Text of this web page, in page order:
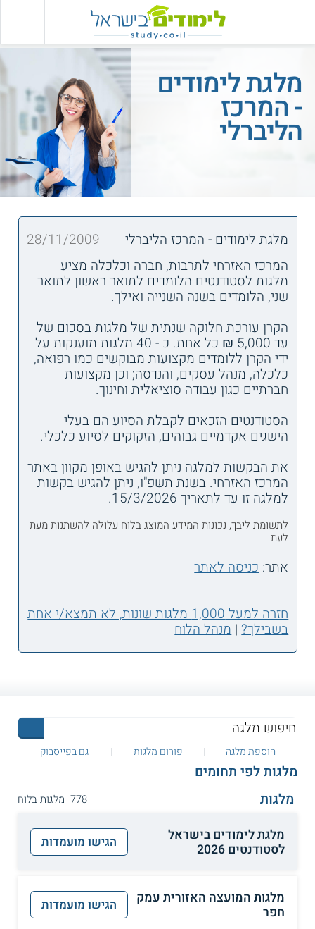
מלגת לימודים
- המרכז
הליברלי
מלגת לימודים - המרכז הליברלי
28/11/2009
המרכז האזרחי לתרבות, חברה וכלכלה מציע
מלגות לסטודנטים הלומדים לתואר ראשון לתואר
שני, הלומדים בשנה השנייה ואילך.
הקרן עורכת חלוקה שנתית של מלגות בסכום של
עד 5,000 ₪ כל אחת. כ - 40 מלגות מוענקות על
ידי הקרן ללומדים מקצועות מבוקשים כמו רפואה,
כלכלה, מנהל עסקים, והנדסה; וכן מקצועות
חברתיים כגון עבודה סוציאלית וחינוך.
הסטודנטים הזכאים לקבלת הסיוע הם בעלי
הישגים אקדמיים גבוהים, הזקוקים לסיוע כלכלי.
את הבקשות למלגה ניתן להגיש באופן מקוון באתר
המרכז האזרחי. בשנת תשפ"ו, ניתן להגיש בקשות
למלגה זו עד לתאריך 15/3/2026.
לתשומת ליבך, נכונות המידע המוצג בלוח עלולה להשתנות מעת
לעת.
אתר:כניסה לאתר
חזרה למעל 1,000 מלגות שונות, לא תמצא/י אחת
בשבילך?|מנהל הלוח
הוספת מלגה פורום מלגות גם בפייסבוק
מלגות לפי תחומים
מלגות
778 מלגות בלוח
מלגת לימודים בישראל
לסטודנטים 2026
הגישו מועמדות
מלגות המועצה האזורית עמק
חפר
הגישו מועמדות